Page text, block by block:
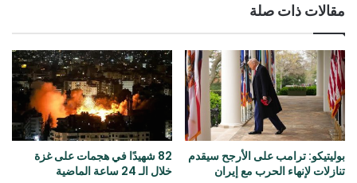
مقالات ذات صلة
بوليتيكو: ترامب على الأرجح سيقدم
تنازلات لإنهاء الحرب مع إيران
82 شهيدًا في هجمات على غزة
خلال الـ 24 ساعة الماضية